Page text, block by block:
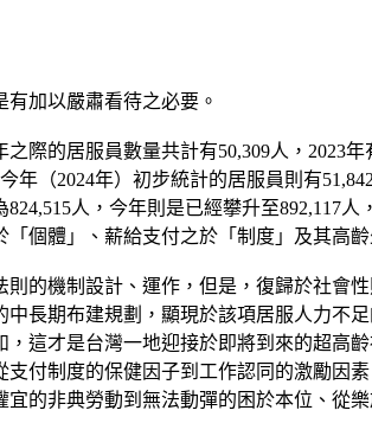
加以嚴肅看待之必要。
際的居服員數量共計有50,309人，2023
（2024年）初步統計的居服員則有
人，今年則是已經攀升至892,117
個體」、薪給支付之於「制度」及其高
的機制設計、運作，但是，復歸於社會
長期布建規劃，顯現於該項居服人力不
這才是台灣一地迎接於即將到來的超高
付制度的保健因子到工作認同的激勵因
的非典勞動到無法動彈的困於本位、從